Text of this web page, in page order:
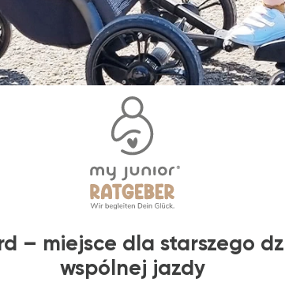
– miejsce dla starszego
wspólnej jazdy